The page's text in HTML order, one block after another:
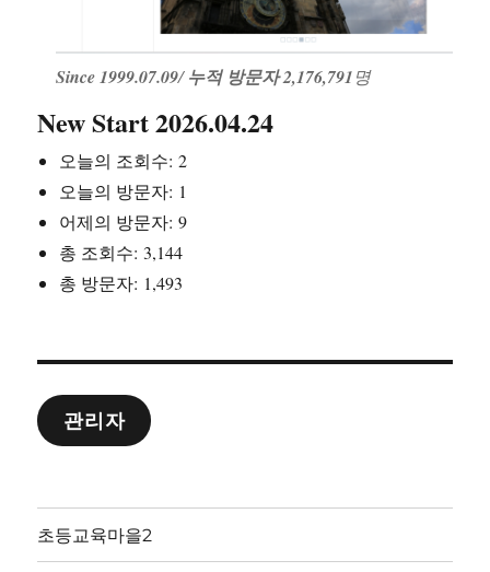
Since 1999.07.09/누적 방문자 2,176,791명
New Start 2026.04.24
오늘의 조회수:2
오늘의 방문자: 1
어제의 방문자:9
총 조회수: 3,144
총 방문자: 1,493
관리자
초등교육마을2